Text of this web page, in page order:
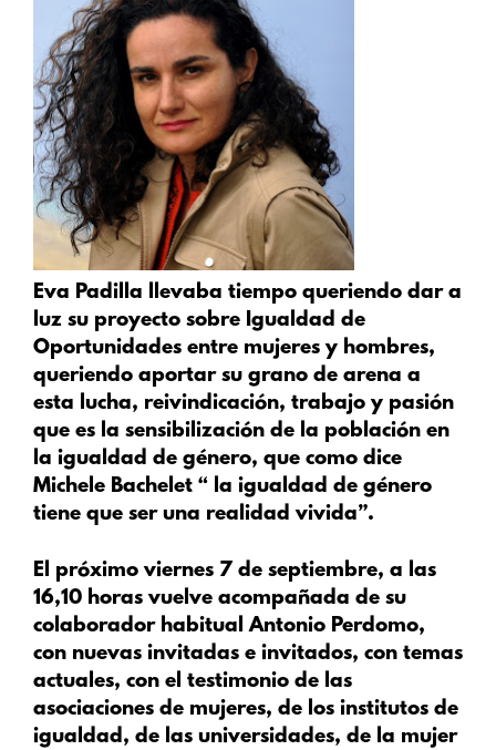
Eva Padilla llevaba tiempo queriendo dar a
luz su proyecto sobre Igualdad de
Oportunidades entre mujeres y hombres,
queriendo aportar su grano de arena a
esta lucha, reivindicación, trabajo y pasión
que es la sensibilización de la población en
la igualdad de género, que como dice
Michele Bachelet “ la igualdad de género
tiene que ser una realidad vivida”.
El próximo viernes 7 de septiembre, a las
16,10 horas vuelve acompañada de su
colaborador habitual Antonio Perdomo,
con nuevas invitadas e invitados, con temas
actuales, con el testimonio de las
asociaciones de mujeres, de los institutos de
igualdad, de las universidades, de la mujer